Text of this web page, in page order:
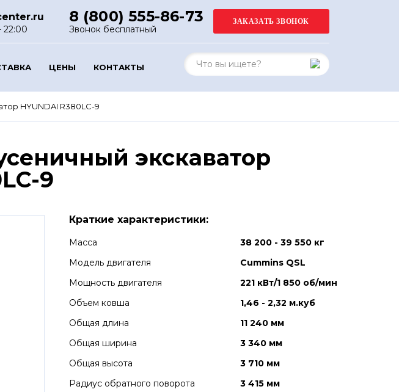
22:00
8 (800) 555-86-73
Звонок бесплатный
ЦЕНЫ КОНТАКТЫ
HYUNDAI R380LC-9
экскаватор
9
Краткие характеристики:
Масса
38 200 - 39 550 кг
Модель двигателя
Cummins QSL
Мощность двигателя
221 кВт/1 850 об/мин
Объем ковша
1,46 - 2,32 м.куб
Общая длина
11 240 мм
Общая ширина
3 340 мм
Общая высота
3 710 мм
Радиус обратного поворота
3 415 мм